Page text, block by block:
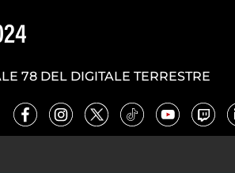
78 DEL DIGITALE TERRESTRE